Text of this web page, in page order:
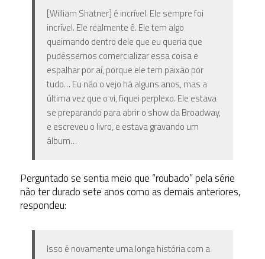
[William Shatner] é incrível. Ele sempre foi
incrível. Ele realmente é. Ele tem algo
queimando dentro dele que eu queria que
pudéssemos comercializar essa coisa e
espalhar por aí, porque ele tem paixão por
tudo… Eu não o vejo há alguns anos, mas a
última vez que o vi, fiquei perplexo. Ele estava
se preparando para abrir o show da Broadway,
e escreveu o livro, e estava gravando um
álbum…
Perguntado se sentia meio que “roubado” pela série
não ter durado sete anos como as demais anteriores,
respondeu:
Isso é novamente uma longa história com a